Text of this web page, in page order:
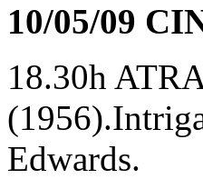
10/05/09
18.30h
Edwards.